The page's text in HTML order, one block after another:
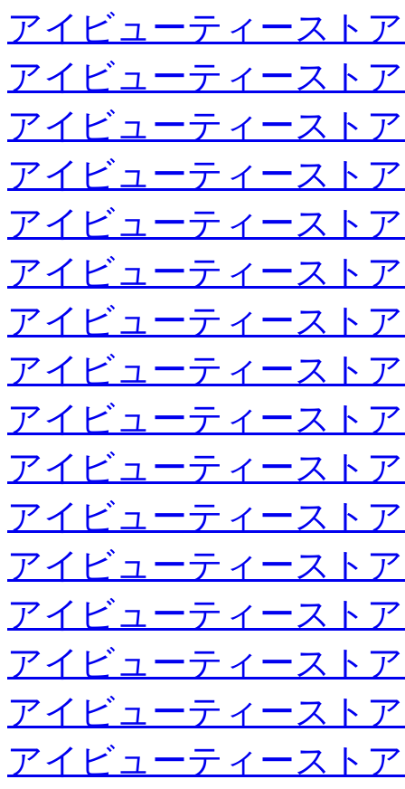
アイビューティースト
アイビューティースト
アイビューティースト
アイビューティースト
アイビューティースト
アイビューティースト
アイビューティースト
アイビューティースト
アイビューティースト
アイビューティースト
アイビューティースト
アイビューティースト
アイビューティースト
アイビューティースト
アイビューティースト
アイビューティースト